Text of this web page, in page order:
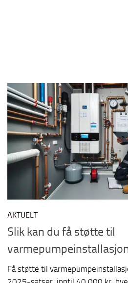
AKTUELT
Slik kan du få støtte til
Få støtte til